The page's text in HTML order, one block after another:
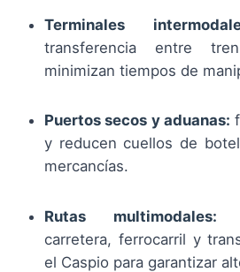
Terminales
transferencia entre
minimizan tiempos de
Puertos secos y aduanas:
y reducen cuellos de
mercancías.
Rutas multimodales:
carretera, ferrocarril y
el Caspio para garantizar